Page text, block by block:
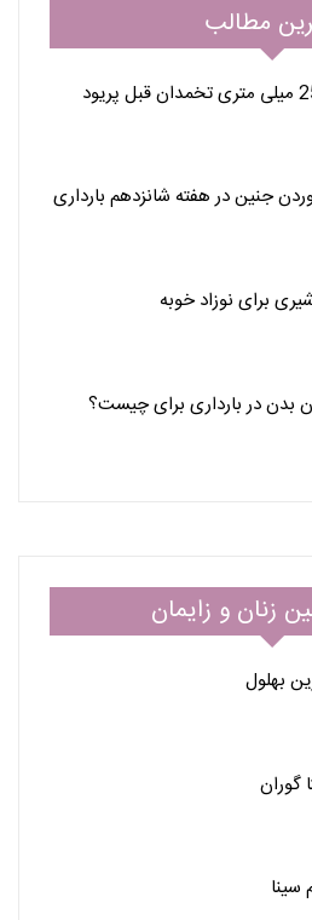
مطالب
جنین در هفته شانزدهم بارداری
برای نوزاد خوبه
بدن در بارداری برای چیست؟
زنان و زایمان
بهلول
گوران
سینا